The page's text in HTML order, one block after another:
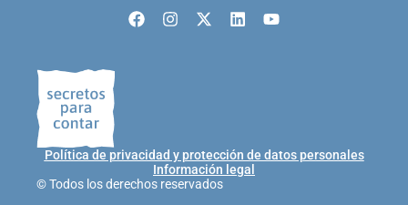
Política de privacidad y protección de datos personales
Información legal
© Todos los derechos reservados